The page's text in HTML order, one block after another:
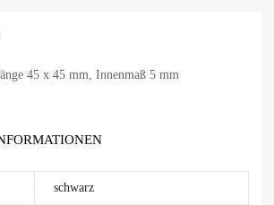
45 x 45 mm, Innenmaß 5 mm
schwarz